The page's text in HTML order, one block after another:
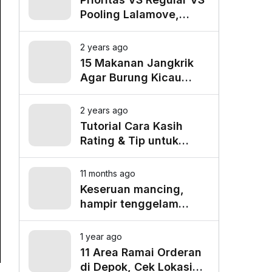
Pooling Lalamove,
Mana yang Paling
Cocok untuk Kebutuhan
Anda?
2 years ago
15 Makanan Jangkrik
Agar Burung Kicau
Tampil Maksimal
2 years ago
Tutorial Cara Kasih
Rating & Tip untuk
Driver Lalamove Ride
11 months ago
Keseruan mancing,
hampir tenggelam
gara-gara belut besar
1 year ago
11 Area Ramai Orderan
di Depok, Cek Lokasi